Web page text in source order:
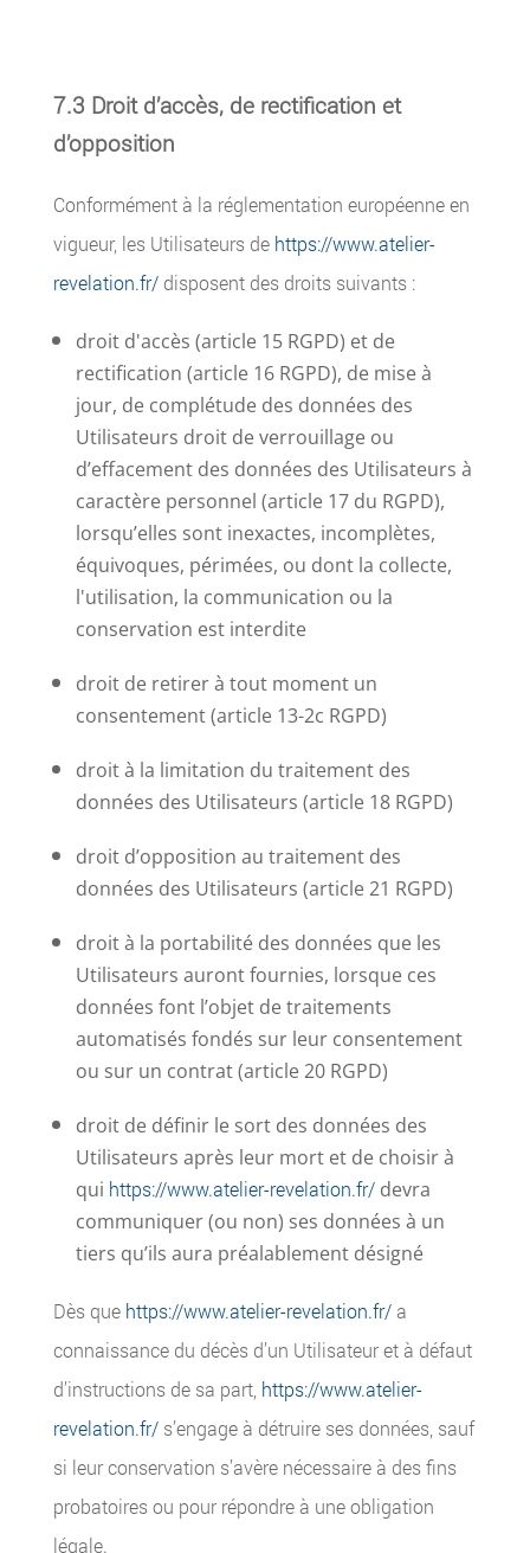
7.3 Droit d’accès, de rectification et
d’opposition
Conformément à la réglementation européenne en
vigueur, les Utilisateurs de https://www.atelier-
revelation.fr/disposent des droits suivants :
droit d'accès (article 15 RGPD) et de
rectification (article 16 RGPD), de mise à
jour, de complétude des données des
Utilisateurs droit de verrouillage ou
d’effacement des données des Utilisateurs à
caractère personnel (article 17 du RGPD),
lorsqu’elles sont inexactes, incomplètes,
équivoques, périmées, ou dont la collecte,
l'utilisation, la communication ou la
conservation est interdite
droit de retirer à tout moment un
consentement (article 13-2c RGPD)
droit à la limitation du traitement des
données des Utilisateurs (article 18 RGPD)
droit d’opposition au traitement des
données des Utilisateurs (article 21 RGPD)
droit à la portabilité des données que les
Utilisateurs auront fournies, lorsque ces
données font l’objet de traitements
automatisés fondés sur leur consentement
ou sur un contrat (article 20 RGPD)
droit de définir le sort des données des
Utilisateurs après leur mort et de choisir à
qui https://www.atelier-revelation.fr/devra
communiquer (ou non) ses données à un
tiers qu’ils aura préalablement désigné
Dès que https://www.atelier-revelation.fr/a
connaissance du décès d’un Utilisateur et à défaut
d’instructions de sa part, https://www.atelier-
revelation.fr/s’engage à détruire ses données, sauf
si leur conservation s’avère nécessaire à des fins
probatoires ou pour répondre à une obligation
légale.